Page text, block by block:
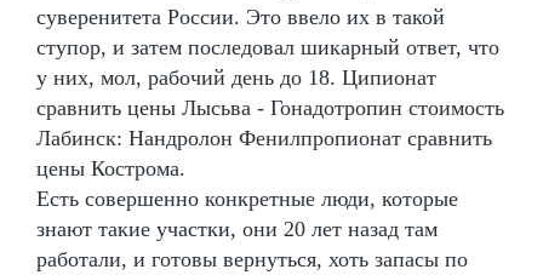
суверенитета России. Это ввело их в такой
ступор, и затем последовал шикарный ответ, что
у них, мол, рабочий день до 18. Ципионат
сравнить цены Лысьва - Гонадотропин стоимость
Лабинск: Нандролон Фенилпропионат сравнить
цены Кострома.
Есть совершенно конкретные люди, которые
знают такие участки, они 20 лет назад там
работали, и готовы вернуться, хоть запасы по